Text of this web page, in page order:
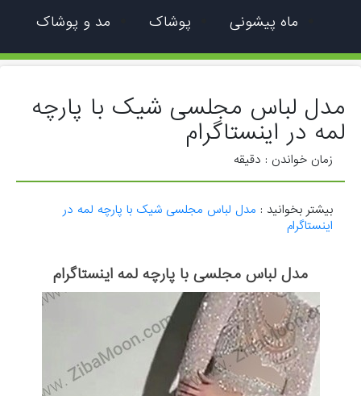
ماه پیشونی پوشاک مد و پوشاک
مدل لباس مجلسی شیک با پارچه
لمه در اینستاگرام
زمان خواندن : دقیقه
بیشتر بخوانید : مدل لباس مجلسی شیک با پارچه لمه در
اینستاگرام
مدل لباس مجلسی با پارچه لمه اینستاگرام